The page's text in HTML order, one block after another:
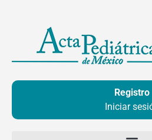
contenido
Registro
Iniciar